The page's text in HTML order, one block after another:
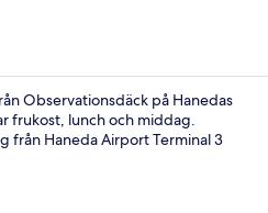
Observationsdäck på Hanedas
frukost, lunch och middag.
från Haneda Airport Terminal 3